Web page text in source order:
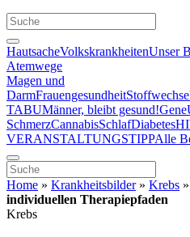
HautsacheVolkskrankheitenUnser
Atemwege
Magen und
DarmFrauengesundheit
TABUMänner, bleibt gesund!Gene
SchmerzCannabisSchlafDiabetes
VERANSTALTUNGSTIPPAlle
Home » Krankheitsbilder» Krebs »
individuellen Therapiepfaden
Krebs